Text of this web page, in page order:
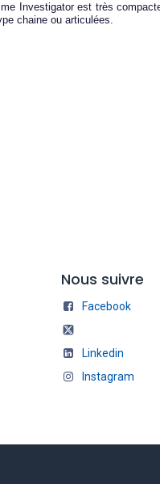
Investigator est très
chaine ou articulées.
Nous suivre
Facebook
Linkedin
Instagram